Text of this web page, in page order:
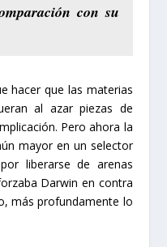
con su
hacer que las materias
al azar piezas de
Pero ahora la
mayor en un selector
liberarse de arenas
Darwin en contra
más profundamente lo